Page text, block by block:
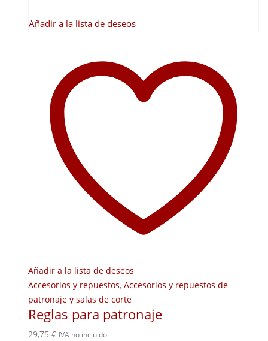
Añadir a la lista de deseos
Añadir a la lista de deseos
Accesorios y repuestos, Accesorios y repuestos de
patronaje y salas de corte
Reglas para patronaje
29,75 € IVA no incluido